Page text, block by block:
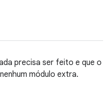
precisa ser feito e que o
módulo extra.